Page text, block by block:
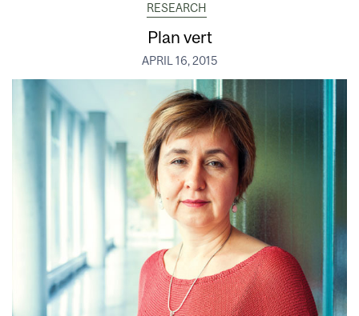
RESEARCH
Plan vert
APRIL 16, 2015